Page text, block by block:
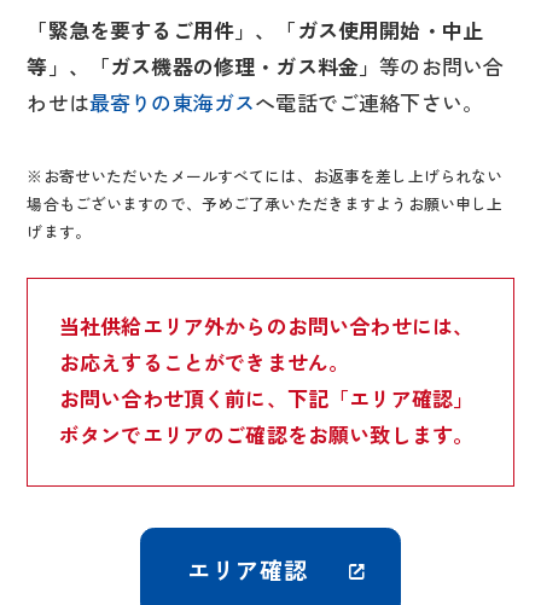
「緊急を要するご用件」、「ガス使用開始・中止
等」、「ガス機器の修理・ガス料金」等のお問い合
わせは最寄りの東海ガスへ電話でご連絡下さい。
※お寄せいただいたメールすべてには、お返事を差し上げられない
場合もございますので、予めご了承いただきますようお願い申し上
げます。
当社供給エリア外からのお問い合わせには、
お応えすることができません。
お問い合わせ頂く前に、下記「エリア確認」
ボタンでエリアのご確認をお願い致します。
エリア確認